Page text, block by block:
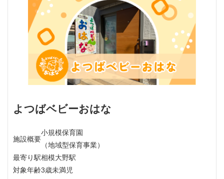
よつばベビーおはな
施設概要
小規模保育園
（地域型保育事業）
最寄り駅相模大野駅
対象年齢3歳未満児